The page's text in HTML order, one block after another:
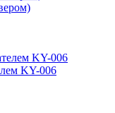
KY-006